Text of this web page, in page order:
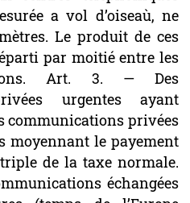
avol d’oiseaù,ne
Le produit de ces
par moitiéentreles
Art. 3. —Des
urgentesayant
communicationsprivées
moyennant le payement
triple de la taxe normale.
échangées